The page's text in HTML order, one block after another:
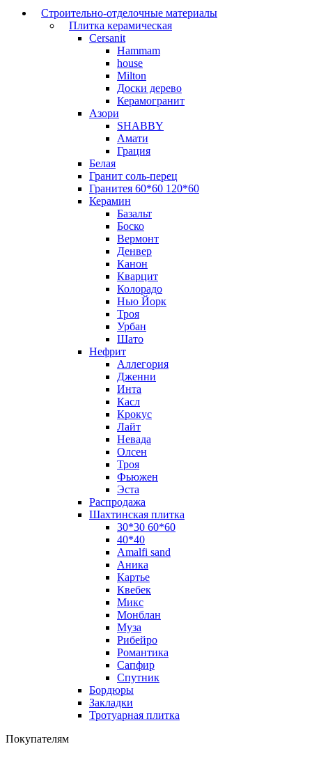
Строительно-отделочные материалы
Плитка керамическая
Cersanit
Hammam
house
Milton
Доски дерево
Керамогранит
Азори
SHABBY
Амати
Грация
Белая
Гранит соль-перец
Гранитея 60*60 120*60
Керамин
Базальт
Боско
Вермонт
Денвер
Канон
Кварцит
Колорадо
Нью Йорк
Троя
Урбан
Шато
Нефрит
Аллегория
Дженни
Инта
Касл
Крокус
Лайт
Невада
Олсен
Троя
Фьюжен
Эста
Распродажа
Шахтинская плитка
30*30 60*60
40*40
Amalfi sand
Аника
Картье
Квебек
Микс
Монблан
Муза
Рибейро
Романтика
Сапфир
Спутник
Бордюры
Закладки
Тротуарная плитка
Покупателям